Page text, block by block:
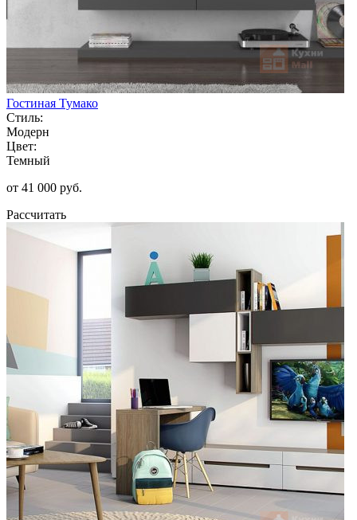
Гостиная Тумако
Стиль:
Модерн
Цвет:
Темный
от 41 000 руб.
Рассчитать